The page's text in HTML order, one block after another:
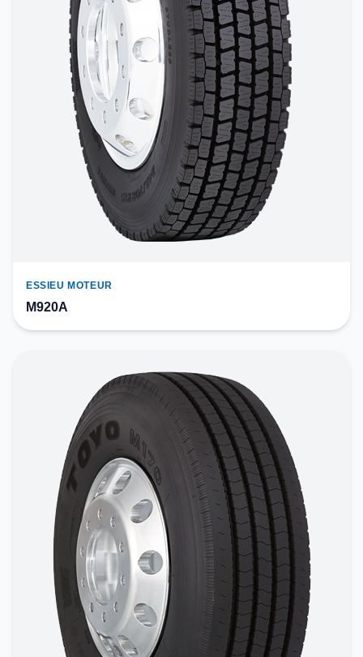
ESSIEU MOTEUR
M920A